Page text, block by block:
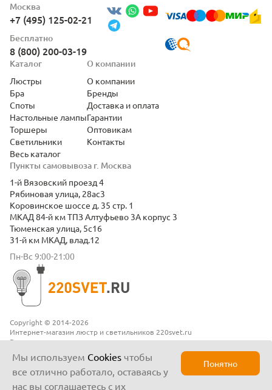
Copyright © 2014-2026
Интернет-магазин люстр и светильников 220svet.ru
Все права защищены
Москва
+7 (495) 125-02-21
Бесплатно
8 (800) 200-03-19
Пункты самовывоза г. Москва
1-й Вязовский проезд 4
Рябиновая улица, 28ас3
Коровинское шоссе д. 35 стр. 1
МКАД 84-й км ТПЗ Алтуфьево 3А корпус 3
Тюменская улица, 5с16
31-й км МКАД, влад.12
Пн-Вс 9:00-21:00
Каталог
Люстры
Бра
Споты
Настольные лампы
Торшеры
Светильники
Весь каталог
О компании
О компании
Бренды
Доставка и оплата
Гарантии
Оптовикам
Контакты
Мы используем Cookies чтобы
все отлично работало, оставаясь у
нас вы соглашаетесь с их
Понятно